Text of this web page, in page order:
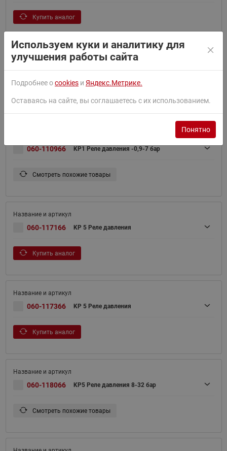
Купить аналог
060-111066 KP 1 Реле давления
Купить аналог
060-110966 KP1 Реле давления -0,9-7 бар
Смотреть похожие товары
060-117166 KP 5 Реле давления
Купить аналог
060-117366 KP 5 Реле давления
Купить аналог
060-118066 KP5 Реле давления 8-32 бар
Смотреть похожие товары
Используем куки и аналитику для
улучшения работы сайта
Подробнее оcookies и Яндекс.Метрике.
Оставаясь на сайте, вы соглашаетесь с их использованием.
Понятно